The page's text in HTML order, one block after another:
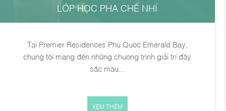
LỚP HỌC PHA CHẾ NHÍ
Tại Premier Residences Phu Quoc Emerald Bay,
chúng tôi mang đến những chương trình giải trí đầy
sắc màu...
XEM THÊM